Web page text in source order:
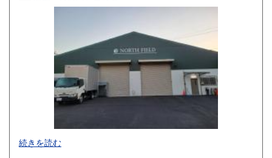
350円 愛媛県
350円 福岡県
宮崎県
続きを読む